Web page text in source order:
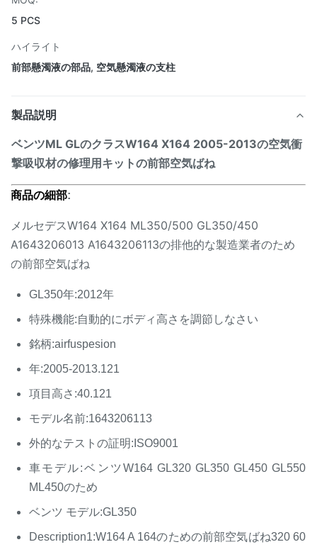
5 PCS
ハイライト
前部懸濁液の部品, 空気懸濁液の支柱
製品説明
ベンツML GLのクラスW164 X164 2005-2013の空気衝
撃吸収材の修理用キットの前部空気ばね
商品の細部:
メルセデスW164 X164 ML350/500 GL350/450
A1643206013 A1643206113の排他的な製造業者のため
の前部空気ばね
GL350年:2012年
特殊機能:自動的にボディ高さを調節しなさい
銘柄:airfuspesion
年:2005-2013.121
項目高さ:40.121
モデル名前:1643206113
外的なテストの証明:ISO9001
車モデル:ベンツW164 GL320 GL350 GL450 GL550
ML450のため
ベンツ モデル:GL350
Description1:W164 A 164のための前部空気ばね320 60